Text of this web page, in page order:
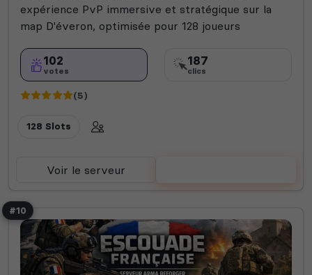
expérience PvP immersive et stratégique sur la
map D'éveron, optimisée pour 128 joueurs
102
votes
187
clics
(5)
128 Slots
Voir le serveur
#10